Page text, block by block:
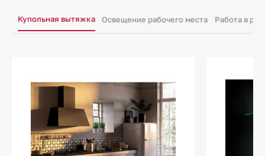
Купольная вытяжка Освещение рабочего места Работа в